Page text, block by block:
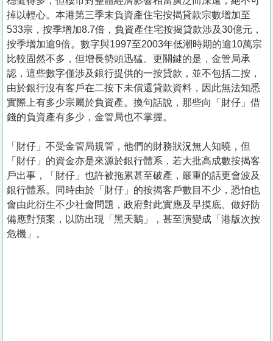
掉以輕心。本港第三季末負資產住宅按揭貸款宗數增加至
533宗，按季增加8.7倍，負資產住宅按揭貸款涉及30億元，
按季增加逾9倍。數字與1997至2003年低潮時期的逾10萬宗
比較固然不多，但增長勢頭迅猛。更關鍵的是，金管局承
認，這些數字僅涉及銀行提供的一按貸款，並不包括二按，
由於銀行沒有客戶在二按下未償還貸款資料，因此無法知悉
實際上有多少宗屬於負資產。換句話說，那些向「財仔」借
錢的負資產有多少，金管局也不掌握。
「財仔」不受金管局規管，他們的財務狀況無人知曉，但
「財仔」的資金亦是來源於銀行體系，若大批高成數按揭客
戶出事，「財仔」也許被拖累甚至破產，嚴重的話更會波及
銀行體系。同時由於「財仔」的按揭客戶數目不少，恐怕也
會由此衍生不少社會問題，政府對此實應及早摸底、做好防
備應對預案，以防出現「黑天鵝」，甚至演變成「港版次按
危機」。